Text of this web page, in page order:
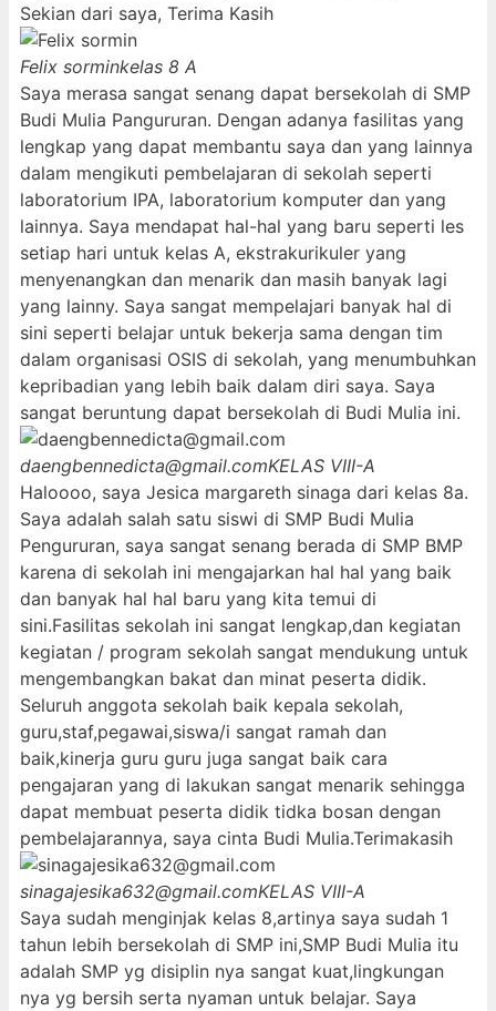
Sekian dari saya, Terima Kasih
Felix sorminkelas 8 A
Saya merasa sangat senang dapat bersekolah di SMP
Budi Mulia Pangururan. Dengan adanya fasilitas yang
lengkap yang dapat membantu saya dan yang lainnya
dalam mengikuti pembelajaran di sekolah seperti
laboratorium IPA, laboratorium komputer dan yang
lainnya. Saya mendapat hal-hal yang baru seperti les
setiap hari untuk kelas A, ekstrakurikuler yang
menyenangkan dan menarik dan masih banyak lagi
yang lainny. Saya sangat mempelajari banyak hal di
sini seperti belajar untuk bekerja sama dengan tim
dalam organisasi OSIS di sekolah, yang menumbuhkan
kepribadian yang lebih baik dalam diri saya. Saya
sangat beruntung dapat bersekolah di Budi Mulia ini.
daengbennedicta@gmail.comKELAS VIII-A
Haloooo, saya Jesica margareth sinaga dari kelas 8a.
Saya adalah salah satu siswi di SMP Budi Mulia
Pengururan, saya sangat senang berada di SMP BMP
karena di sekolah ini mengajarkan hal hal yang baik
dan banyak hal hal baru yang kita temui di
sini.Fasilitas sekolah ini sangat lengkap,dan kegiatan
kegiatan / program sekolah sangat mendukung untuk
mengembangkan bakat dan minat peserta didik.
Seluruh anggota sekolah baik kepala sekolah,
guru,staf,pegawai,siswa/i sangat ramah dan
baik,kinerja guru guru juga sangat baik cara
pengajaran yang di lakukan sangat menarik sehingga
dapat membuat peserta didik tidka bosan dengan
pembelajarannya, saya cinta Budi Mulia.Terimakasih
sinagajesika632@gmail.comKELAS VIII-A
Saya sudah menginjak kelas 8,artinya saya sudah 1
tahun lebih bersekolah di SMP ini,SMP Budi Mulia itu
adalah SMP yg disiplin nya sangat kuat,lingkungan
nya yg bersih serta nyaman untuk belajar. Saya